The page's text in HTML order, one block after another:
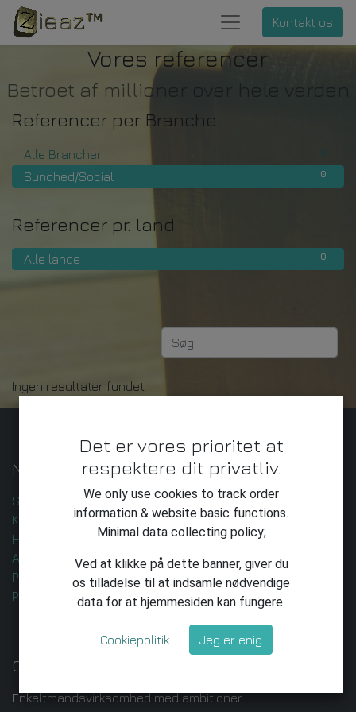
Kontakt os
Vores referencer
Betroet af millioner over hele verden
Referencer per Branche
0
Alle Brancher
0
Sundhed/Social
Referencer pr. land
0
Alle lande
Ingen resultater fundet
Nyttige Links
Startside
Kontakt os
Handelsbetingelser
AI-udvikling og -leverance
Privatlivspolitik
Privatliv
Om os
Enkeltmandsvirksomhed med ambitioner.
Det er vores prioritet at
respektere dit privatliv.
We only use cookies to track order
information & website basic functions.
Minimal data collecting policy;
Ved at klikke på dette banner, giver du
os tilladelse til at indsamle nødvendige
data for at hjemmesiden kan fungere.
Cookiepolitik Jeg er enig